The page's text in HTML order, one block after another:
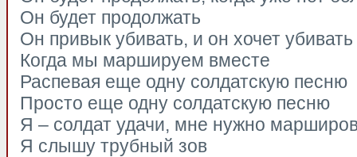
Он будет продолжать
Он привык убивать, и он хочет убивать
Когда мы маршируем вместе
Распевая еще одну солдатскую песню
Просто еще одну солдатскую песню
Я – солдат удачи, мне нужно
Я слышу трубный зов